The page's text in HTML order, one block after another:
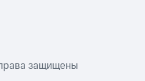
защищены